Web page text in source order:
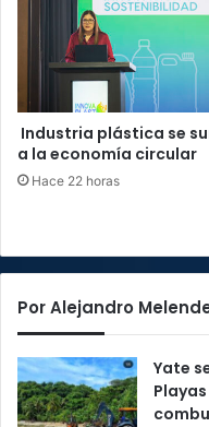
Industria plástica se
a la economía circular
Hace 22 horas
Por Alejandro
Yate